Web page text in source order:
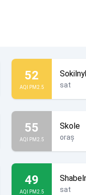
52
AQI PM2.5 sat
55
AQI PM2.5
Skole
oraș
49
AQI PM2.5 sat